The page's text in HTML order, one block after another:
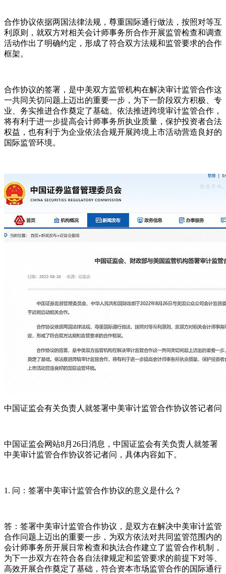
合作协议依据两国法律法规，尊重国际通行做法，按照对等互
利原则，就双方对相关会计师事务所合作开展监管检查和调查
活动作出了明确约定，形成了符合双方法规和监管要求的合作
框架。
合作协议的签署，是中美双方监管机构在解决审计监管合作这
一共同关切问题上迈出的重要一步，为下一阶段双方积极、专
业、务实推进合作奠定了基础。依法推进跨境审计监管合作，
将有利于进一步提高会计师事务所执业质量，保护投资者合法
权益，也有利于为企业依法合规开展跨境上市活动营造良好的
国际监管环境。
中国证监会有关负责人就签署中美审计监管合作协议答记者问
中国证监会网站8月26日消息，中国证监会有关负责人就签署
中美审计监管合作协议答记者问，具体内容如下。
1. 问：签署中美审计监管合作协议的意义是什么？
答：签署中美审计监管合作协议，是双方在解决中美审计监管
合作问题上迈出的重要一步，为双方依法对共同监管范围内的
会计师事务所开展日常检查和执法合作建立了监管合作机制，
为下一步双方在符合各自法律规定和监管要求的前提下对等、
高效开展合作奠定了基础，符合资本市场监管合作的国际通行